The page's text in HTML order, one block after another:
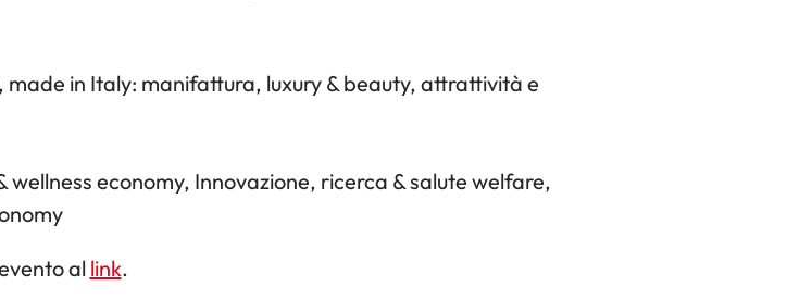
in Italy: manifattura, luxury & beauty, attrattività e
economy, Innovazione, ricerca & salute welfare,
allink.